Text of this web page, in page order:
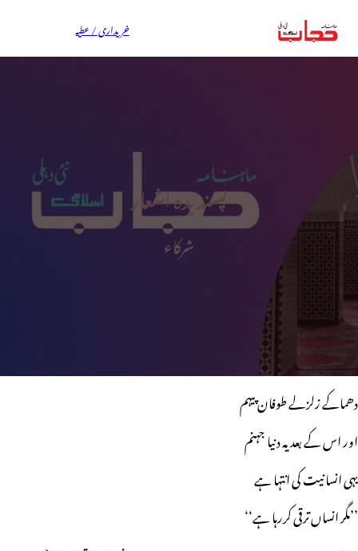
خریداری / عطیہ
پسندیدہ اشعار
شرکاء
دھماکے زلزلے طوفان پیہم
اور اس کے بعد یہ دنیا جہنم
یہی انسانیت کی انتہا ہے
’’مگر انساں ترقی کررہا ہے‘‘